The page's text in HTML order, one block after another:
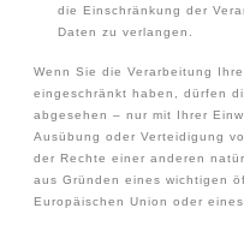
die Einschränkung der
Daten zu verlangen.
Wenn Sie die Verarbeitung
eingeschränkt haben, dürfen
abgesehen – nur mit Ihrer
Ausübung oder Verteidigung
der Rechte einer anderen
aus Gründen eines wichtigen
Europäischen Union oder